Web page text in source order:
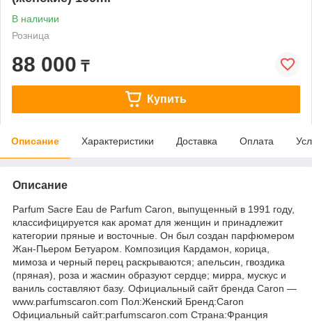
В наличии
Розница
88 000 ₸
Купить
Описание Характеристики Доставка Оплата
Описание
Parfum Sacre Eau de Parfum Caron, выпущенный в 1991 году,
классифицируется как аромат для женщин и принадлежит
категории пряные и восточные. Он был создан парфюмером
Жан-Пьером Бетуаром. Композиция Кардамон, корица,
мимоза и черный перец раскрываются; апельсин, гвоздика
(пряная), роза и жасмин образуют сердце; мирра, мускус и
ваниль составляют базу. Официальный сайт бренда Caron —
www.parfumscaron.com Пол:Женский Бренд:Caron
Официальный сайт:parfumscaron.com Страна:Франция